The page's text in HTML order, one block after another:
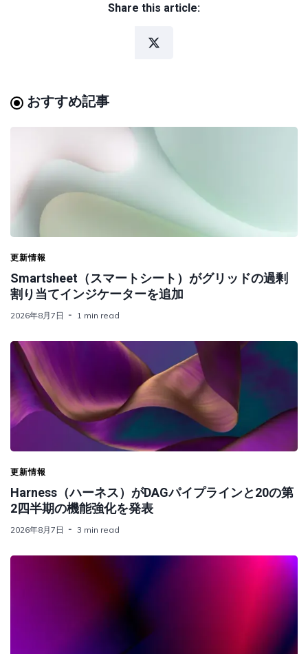
Share this article:
おすすめ記事
更新情報
Smartsheet（スマートシート）がグリッドの過剰
割り当てインジケーターを追加
2026年8月7日 1 min read
更新情報
Harness（ハーネス）がDAGパイプラインと20の第
2四半期の機能強化を発表
2026年8月7日 3 min read